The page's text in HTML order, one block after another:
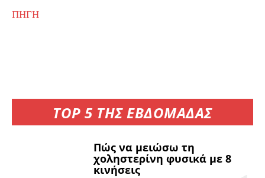
TOP 5 ΤΗΣ ΕΒΔΟΜΑΔΑΣ
Πώς να μειώσω τη
χοληστερίνη φυσικά με 8
κινήσεις
ΠΗΓΗ